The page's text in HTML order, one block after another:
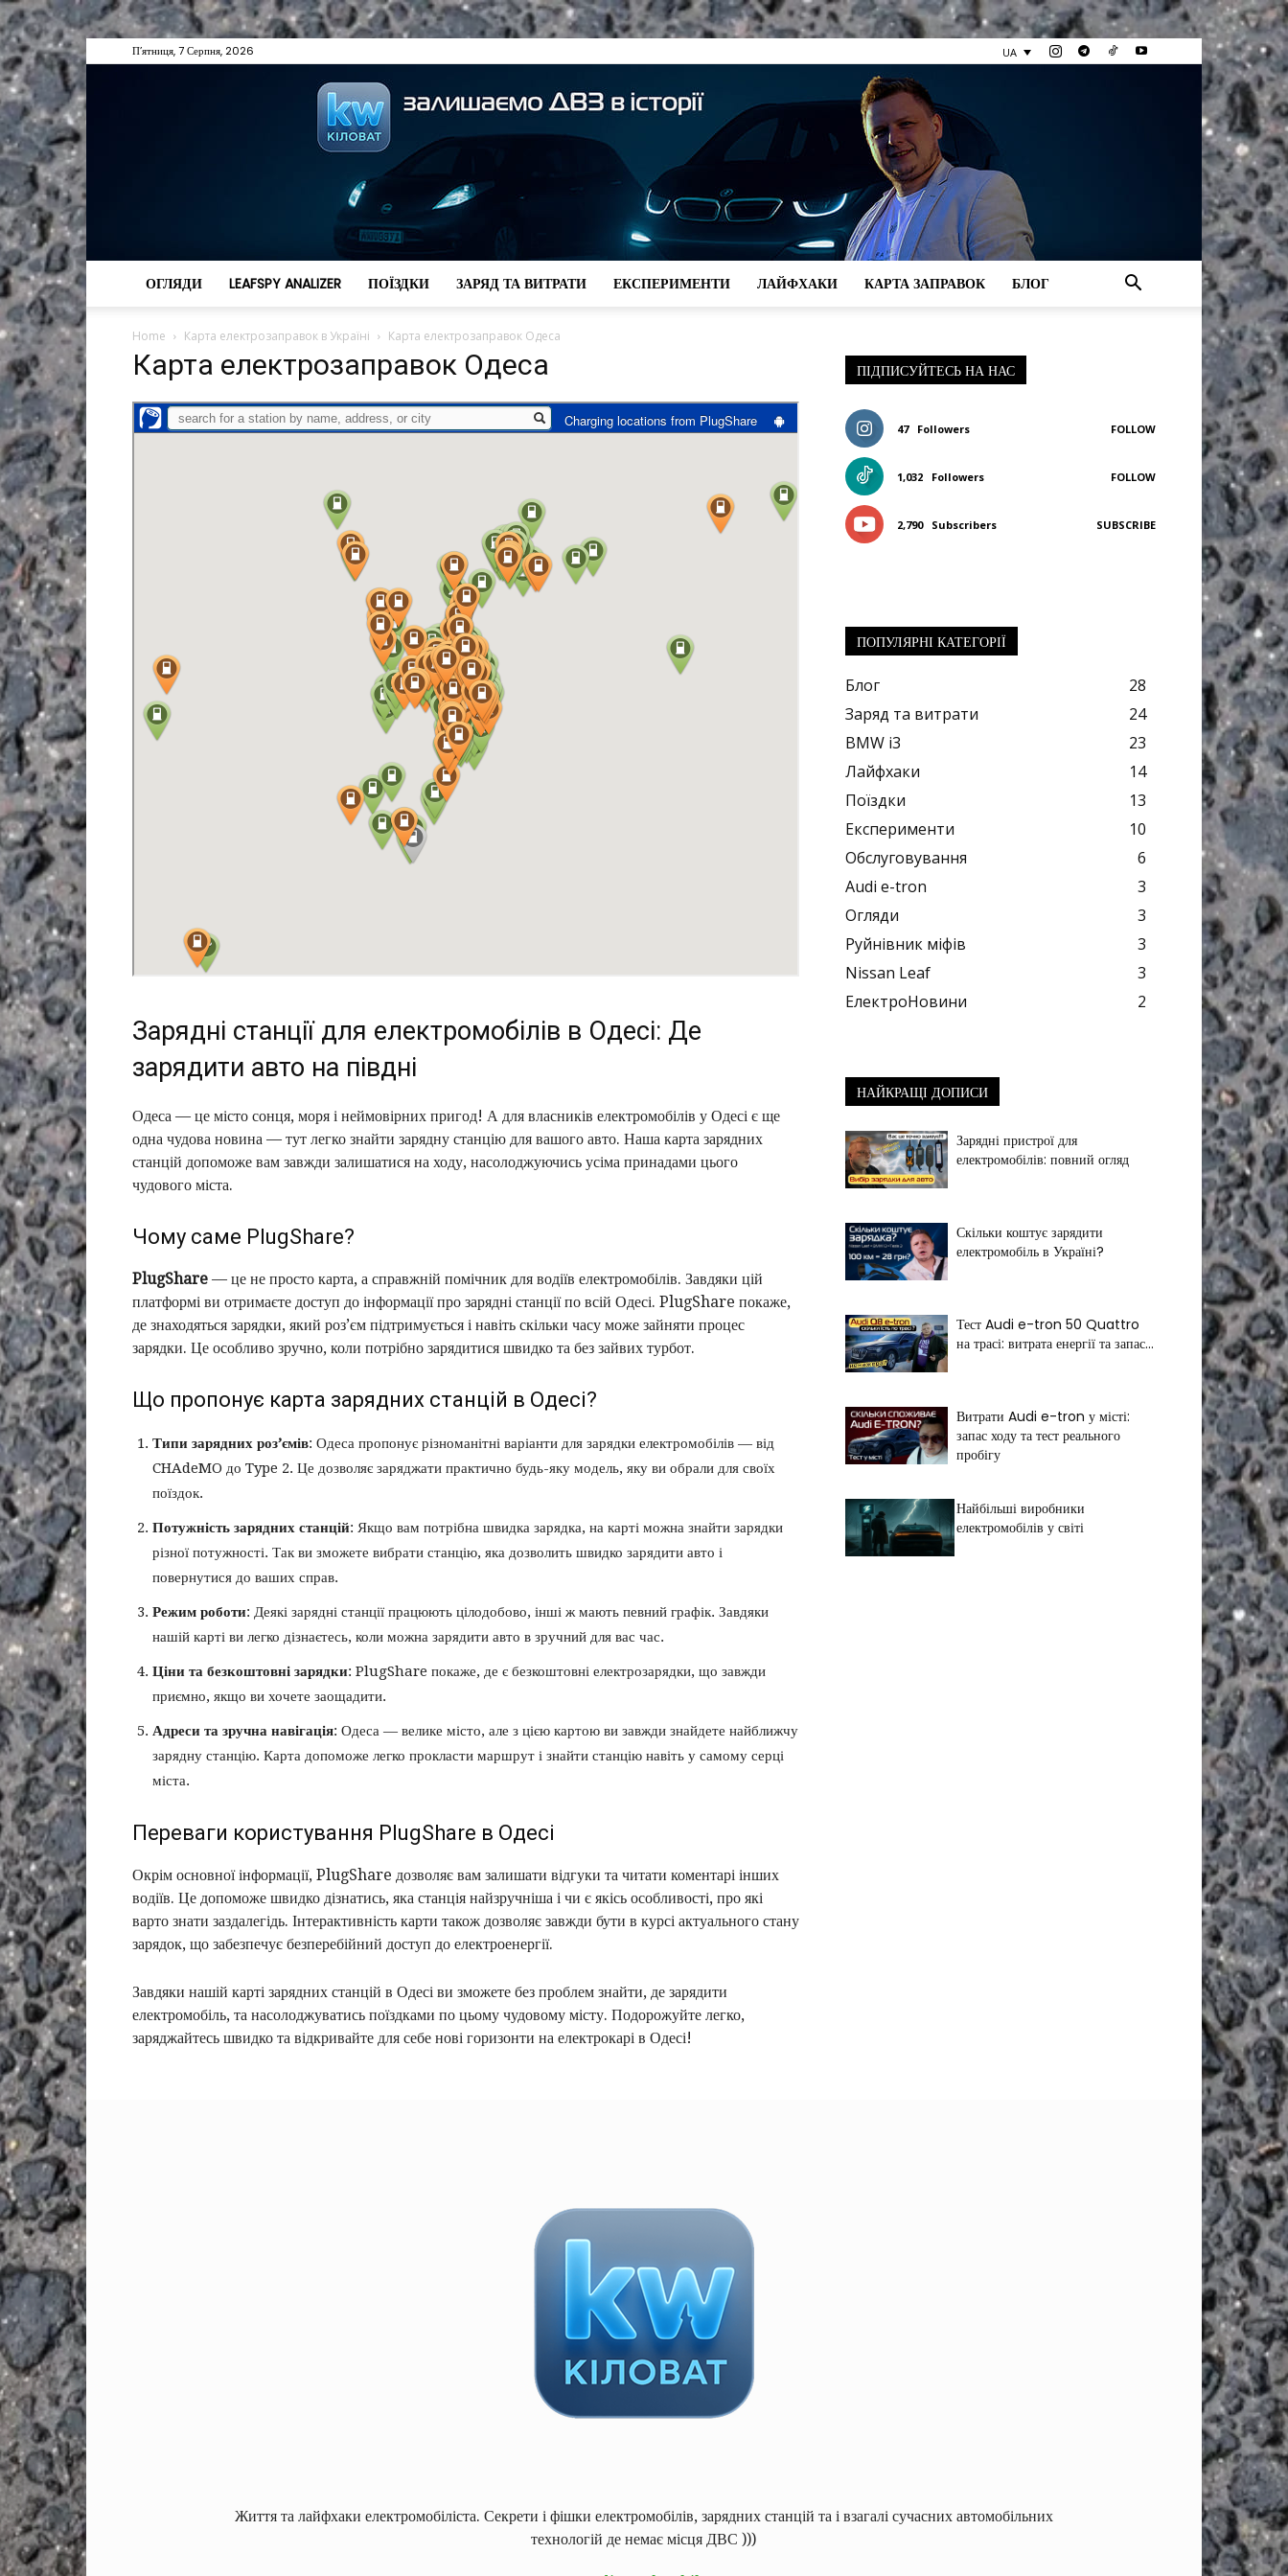
П’ятниця, 7 Серпня, 2026 UA
ОГЛЯДИ LEAFSPY ANALIZER ПОЇЗДКИ ЗАРЯД ТА ВИТРАТИ ЕКСПЕРИМЕНТИ ЛАЙФХАКИ КАРТА ЗАПРАВОК БЛОГ
Home Карта електрозаправок в Україні Карта електрозаправок Одеса
Карта електрозаправок Одеса
Зарядні станції для електромобілів в Одесі: Де
зарядити авто на півдні
Одеса — це місто сонця, моря і неймовірних пригод! А для власників електромобілів у Одесі є ще
одна чудова новина — тут легко знайти зарядну станцію для вашого авто. Наша карта зарядних
станцій допоможе вам завжди залишатися на ходу, насолоджуючись усіма принадами цього
чудового міста.
Чому саме PlugShare?
PlugShare — це не просто карта, а справжній помічник для водіїв електромобілів. Завдяки цій
платформі ви отримаєте доступ до інформації про зарядні станції по всій Одесі. PlugShare покаже,
де знаходяться зарядки, який роз’єм підтримується і навіть скільки часу може зайняти процес
зарядки. Це особливо зручно, коли потрібно зарядитися швидко та без зайвих турбот.
Що пропонує карта зарядних станцій в Одесі?
Типи зарядних роз’ємів: Одеса пропонує різноманітні варіанти для зарядки електромобілів — від
CHAdeMO до Type 2. Це дозволяє заряджати практично будь-яку модель, яку ви обрали для своїх
поїздок.
Потужність зарядних станцій: Якщо вам потрібна швидка зарядка, на карті можна знайти зарядки
різної потужності. Так ви зможете вибрати станцію, яка дозволить швидко зарядити авто і
повернутися до ваших справ.
Режим роботи: Деякі зарядні станції працюють цілодобово, інші ж мають певний графік. Завдяки
нашій карті ви легко дізнаєтесь, коли можна зарядити авто в зручний для вас час.
Ціни та безкоштовні зарядки: PlugShare покаже, де є безкоштовні електрозарядки, що завжди
приємно, якщо ви хочете заощадити.
Адреси та зручна навігація: Одеса — велике місто, але з цією картою ви завжди знайдете найближчу
зарядну станцію. Карта допоможе легко прокласти маршрут і знайти станцію навіть у самому серці
міста.
Переваги користування PlugShare в Одесі
Окрім основної інформації, PlugShare дозволяє вам залишати відгуки та читати коментарі інших
водіїв. Це допоможе швидко дізнатись, яка станція найзручніша і чи є якісь особливості, про які
варто знати заздалегідь. Інтерактивність карти також дозволяє завжди бути в курсі актуального стану
зарядок, що забезпечує безперебійний доступ до електроенергії.
Завдяки нашій карті зарядних станцій в Одесі ви зможете без проблем знайти, де зарядити
електромобіль, та насолоджуватись поїздками по цьому чудовому місту. Подорожуйте легко,
заряджайтесь швидко та відкривайте для себе нові горизонти на електрокарі в Одесі!
ПІДПИСУЙТЕСЬ НА НАС
47 Followers FOLLOW
1,032 Followers FOLLOW
2,790 Subscribers SUBSCRIBE
ПОПУЛЯРНІ КАТЕГОРІЇ
Блог
28
Заряд та витрати
24
BMW i3
23
Лайфхаки
14
Поїздки
13
Експерименти
10
Обслуговування
6
Audi e-tron
3
Огляди
3
Руйнівник міфів
3
Nissan Leaf
3
ЕлектроНовини
2
НАЙКРАЩІ ДОПИСИ
Зарядні пристрої для
електромобілів: повний огляд
Скільки коштує зарядити
електромобіль в Україні?
Тест Audi e-tron 50 Quattro
на трасі: витрата енергії та запас...
Витрати Audi e-tron у місті:
запас ходу та тест реального
пробігу
Найбільші виробники
електромобілів у світі
Життя та лайфхаки електромобіліста. Секрети і фішки електромобілів, зарядних станцій та і взагалі сучасних автомобільних
технологій де немає місця ДВС )))